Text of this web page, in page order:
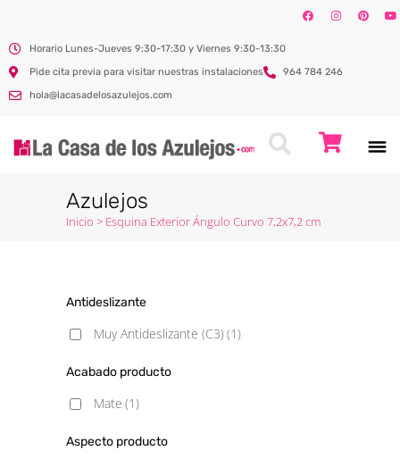
Horario Lunes-Jueves 9:30-17:30 y Viernes 9:30-13:30
Pide cita previa para visitar nuestras instalaciones
964 784 246
hola@lacasadelosazulejos.com
Azulejos
Inicio > Esquina Exterior Ángulo Curvo 7,2x7,2 cm
Antideslizante
Muy Antideslizante (C3)(1)
Acabado producto
Mate (1)
Aspecto producto